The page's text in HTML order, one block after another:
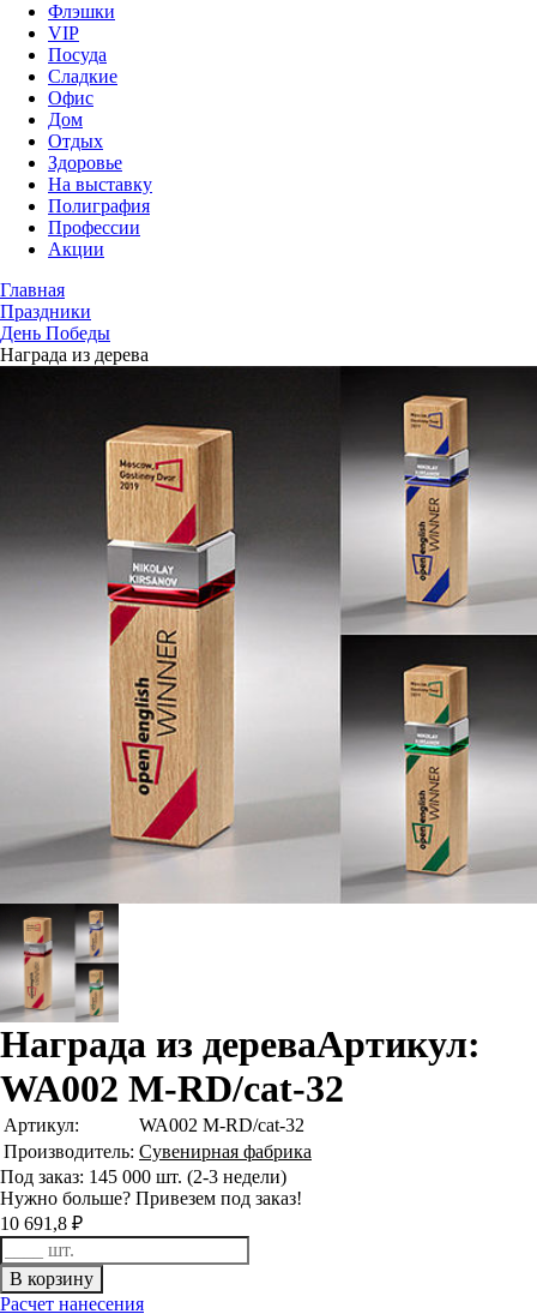
Флэшки
VIP
Посуда
Сладкие
Офис
Дом
Отдых
Здоровье
На выставку
Полиграфия
Профессии
Акции
Главная
Праздники
День Победы
Награда из дерева
Награда из дереваАртикул:
WA002 M-RD/cat-32
Артикул:
WA002 M-RD/cat-32
Производитель: Сувенирная фабрика
Под заказ: 145 000 шт. (2-3 недели)
Нужно больше? Привезем под заказ!
10 691,8 ₽
Расчет нанесения